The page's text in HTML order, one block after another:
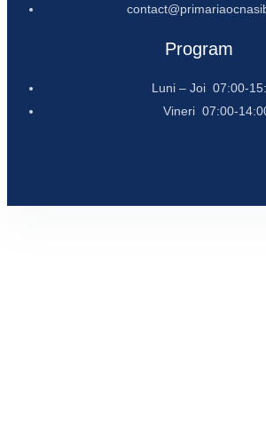
Program
Luni – Joi 07:00-
Vineri 07:00-